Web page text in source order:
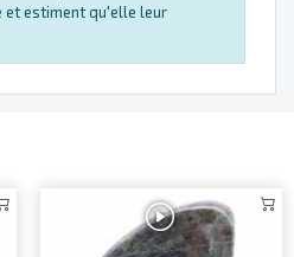
estiment qu'elle leur